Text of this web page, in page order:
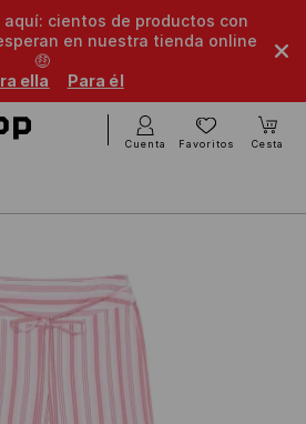
cientos de productos con
en nuestra tienda online
🤑
ella
Para él
Cuenta Favoritos Cesta